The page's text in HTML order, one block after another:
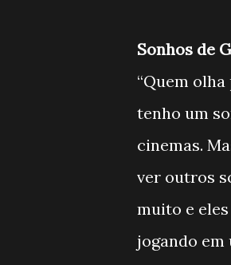
Sonhos de
“Quem
tenho um
cinemas.
ver outros
muito e
jogando em